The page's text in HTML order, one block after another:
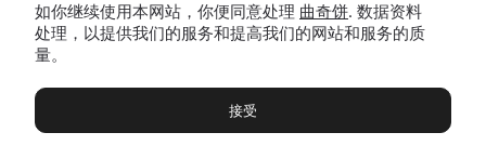
博物馆 展览及展览 Чаты Вы
如你继续使用本网站，你便同意处理 曲奇饼. 数据资料
处理，以提供我们的服务和提高我们的网站和服务的质
量。
接受